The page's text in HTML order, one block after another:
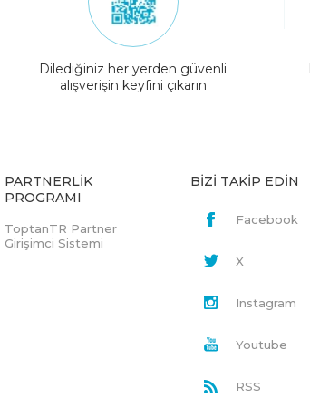
Dilediğiniz her yerden güvenli
alışverişin keyfini çıkarın
PARTNERLIK
PROGRAMI
ToptanTR Partner
Girişimci Sistemi
BİZİ TAKİP EDİN
Facebook
X
Instagram
Youtube
RSS